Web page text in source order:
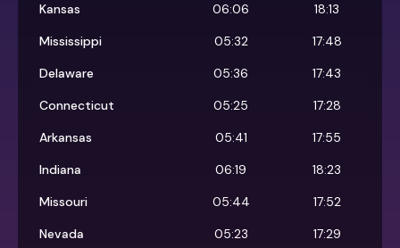
Kansas
06:06
18:13
Mississippi
05:32
17:48
Delaware
05:36
17:43
Connecticut
05:25
17:28
Arkansas
05:41
17:55
Indiana
06:19
18:23
Missouri
05:44
17:52
Nevada
05:23
17:29